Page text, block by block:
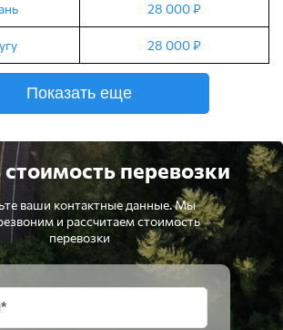
28 000 ₽
28 000 ₽
Показать еще
стоимость перевозки
ваши контактные данные. Мы
и рассчитаем стоимость
перевозки